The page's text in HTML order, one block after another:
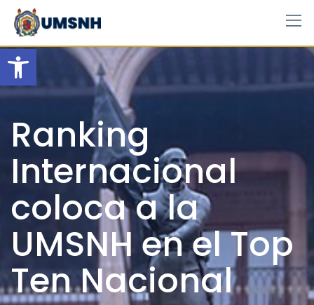
Open toolbar
Skip
content
Ranking
Internacional
coloca a la
UMSNH en el Top
Ten Nacional